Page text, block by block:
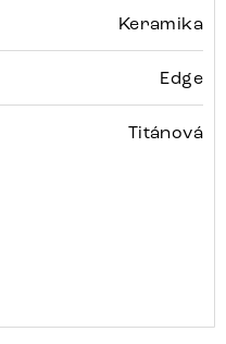
Keramika
Edge
Titánová